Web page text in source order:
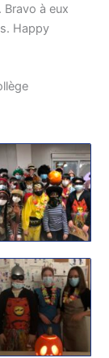
Bravo à eux
Happy